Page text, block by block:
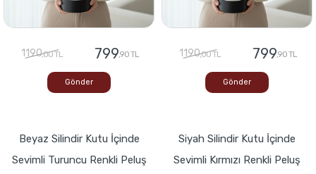
1190,00 TL 799,90 TL
Gönder
1190,00 TL 799,90 TL
Gönder
Beyaz Silindir Kutu İçinde
Sevimli Turuncu Renkli Peluş
Siyah Silindir Kutu İçinde
Sevimli Kırmızı Renkli Peluş